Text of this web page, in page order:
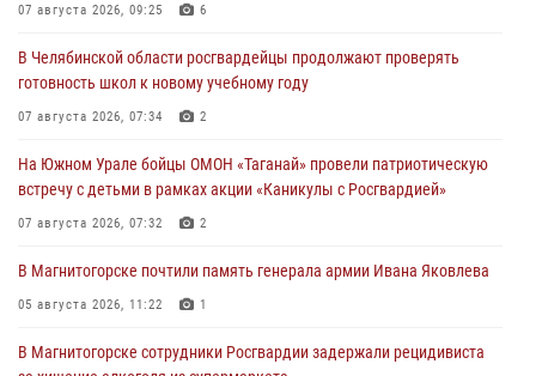
07 августа 2026, 09:25 6
В Челябинской области росгвардейцы продолжают проверять
готовность школ к новому учебному году
07 августа 2026, 07:34 2
На Южном Урале бойцы ОМОН «Таганай» провели патриотическую
встречу с детьми в рамках акции «Каникулы с Росгвардией»
07 августа 2026, 07:32 2
В Магнитогорске почтили память генерала армии Ивана Яковлева
05 августа 2026, 11:22 1
В Магнитогорске сотрудники Росгвардии задержали рецидивиста